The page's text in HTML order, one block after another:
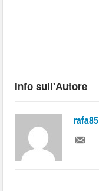
Info sull'Autore
rafa85